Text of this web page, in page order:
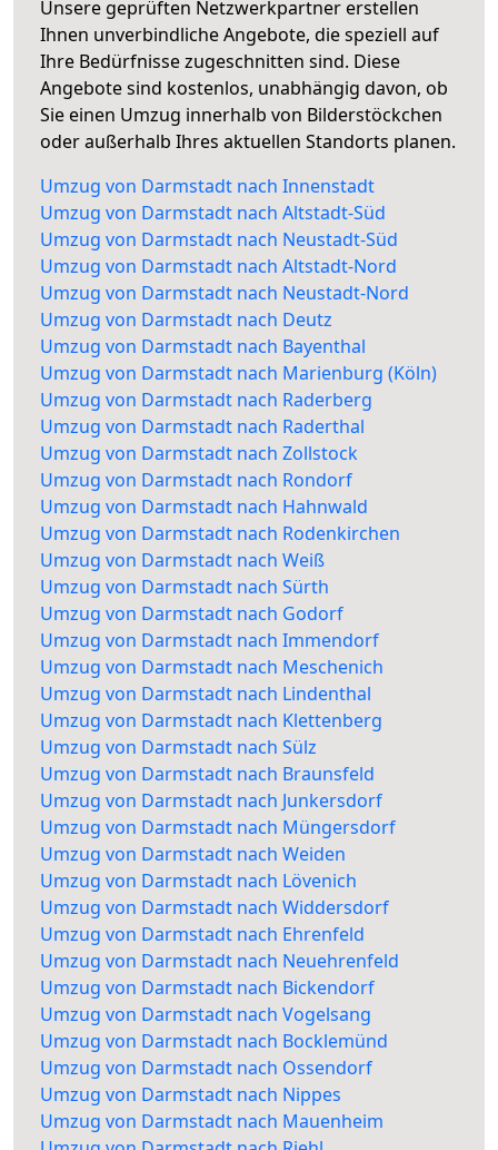
Unsere geprüften Netzwerkpartner erstellen
Ihnen unverbindliche Angebote, die speziell auf
Ihre Bedürfnisse zugeschnitten sind. Diese
Angebote sind kostenlos, unabhängig davon, ob
Sie einen Umzug innerhalb von Bilderstöckchen
oder außerhalb Ihres aktuellen Standorts planen.
Umzug von Darmstadt nach Innenstadt
Umzug von Darmstadt nach Altstadt-Süd
Umzug von Darmstadt nach Neustadt-Süd
Umzug von Darmstadt nach Altstadt-Nord
Umzug von Darmstadt nach Neustadt-Nord
Umzug von Darmstadt nach Deutz
Umzug von Darmstadt nach Bayenthal
Umzug von Darmstadt nach Marienburg (Köln)
Umzug von Darmstadt nach Raderberg
Umzug von Darmstadt nach Raderthal
Umzug von Darmstadt nach Zollstock
Umzug von Darmstadt nach Rondorf
Umzug von Darmstadt nach Hahnwald
Umzug von Darmstadt nach Rodenkirchen
Umzug von Darmstadt nach Weiß
Umzug von Darmstadt nach Sürth
Umzug von Darmstadt nach Godorf
Umzug von Darmstadt nach Immendorf
Umzug von Darmstadt nach Meschenich
Umzug von Darmstadt nach Lindenthal
Umzug von Darmstadt nach Klettenberg
Umzug von Darmstadt nach Sülz
Umzug von Darmstadt nach Braunsfeld
Umzug von Darmstadt nach Junkersdorf
Umzug von Darmstadt nach Müngersdorf
Umzug von Darmstadt nach Weiden
Umzug von Darmstadt nach Lövenich
Umzug von Darmstadt nach Widdersdorf
Umzug von Darmstadt nach Ehrenfeld
Umzug von Darmstadt nach Neuehrenfeld
Umzug von Darmstadt nach Bickendorf
Umzug von Darmstadt nach Vogelsang
Umzug von Darmstadt nach Bocklemünd
Umzug von Darmstadt nach Ossendorf
Umzug von Darmstadt nach Nippes
Umzug von Darmstadt nach Mauenheim